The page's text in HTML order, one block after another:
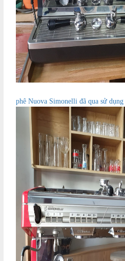
phê Nuova Simonelli đã qua sử dụng